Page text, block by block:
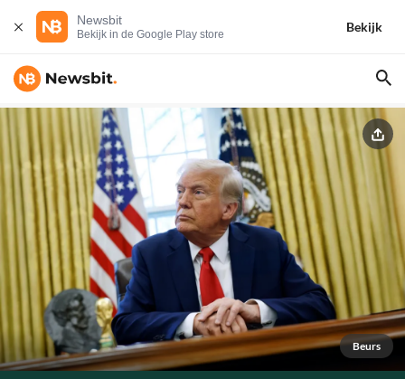
Newsbit
Bekijk in de Google Play store
Bekijk
Beurs